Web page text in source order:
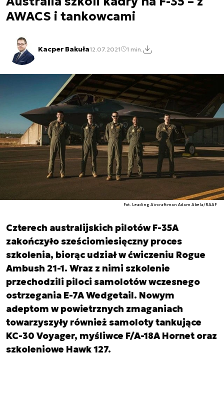
AWACS i tankowcami
Kacper Bakuła12.07.2021 1 min.
Fot. Leading Aircraftman Adam Abela/RAAF
Czterech australijskich pilotów F-35A
zakończyło sześciomiesięczny proces
szkolenia, biorąc udział w ćwiczeniu Rogue
Ambush 21-1. Wraz z nimi szkolenie
przechodzili piloci samolotów wczesnego
ostrzegania E-7A Wedgetail. Nowym
adeptom w powietrznych zmaganiach
towarzyszyły również samoloty tankujące
KC-30 Voyager, myśliwce F/A-18A Hornet oraz
szkoleniowe Hawk 127.